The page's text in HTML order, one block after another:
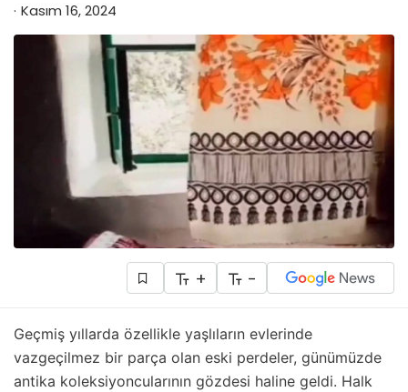
Kasım 16, 2024
+ -
Geçmiş yıllarda özellikle yaşlıların evlerinde
vazgeçilmez bir parça olan eski perdeler, günümüzde
antika koleksiyoncularının gözdesi haline geldi. Halk